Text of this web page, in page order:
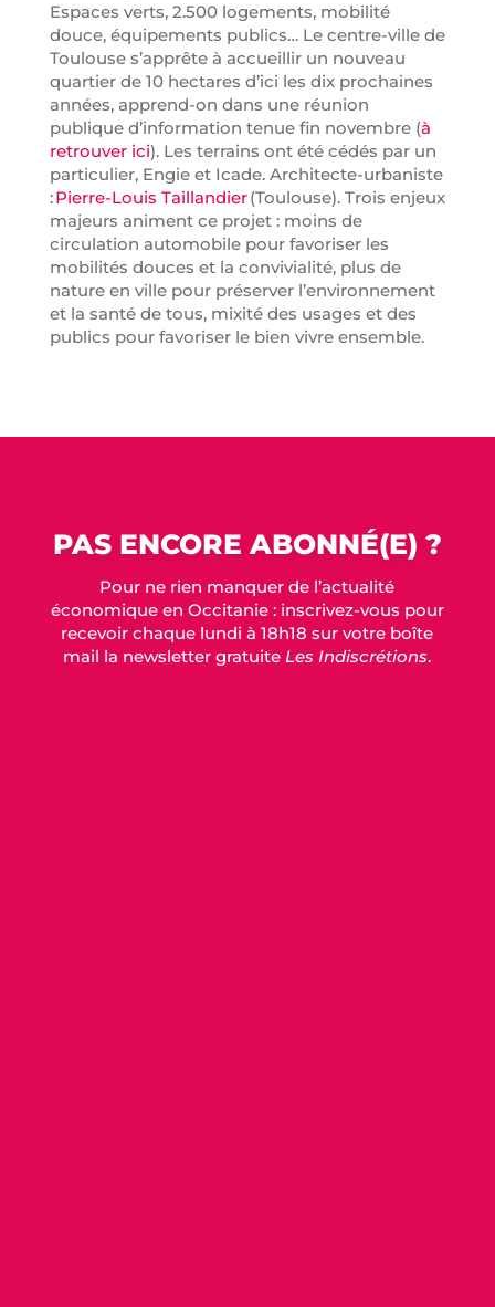
Espaces verts, 2.500 logements, mobilité
douce, équipements publics… Le centre-ville de
Toulouse s’apprête à accueillir un nouveau
quartier de 10 hectares d’ici les dix prochaines
années, apprend-on dans une réunion
publique d’information tenue fin novembre (à
retrouver ici). Les terrains ont été cédés par un
particulier, Engie et Icade. Architecte-urbaniste
:Pierre-Louis Taillandier(Toulouse). Trois enjeux
majeurs animent ce projet : moins de
circulation automobile pour favoriser les
mobilités douces et la convivialité, plus de
nature en ville pour préserver l’environnement
et la santé de tous, mixité des usages et des
publics pour favoriser le bien vivre ensemble.
PAS ENCORE ABONNÉ(E) ?
Pour ne rien manquer de l’actualité
économique en Occitanie : inscrivez-vous pour
recevoir chaque lundi à 18h18 sur votre boîte
mail la newsletter gratuiteLes Indiscrétions.